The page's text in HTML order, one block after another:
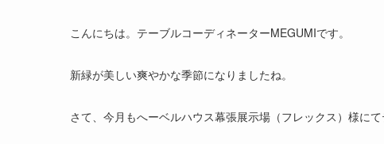
こんにちは。テーブルコーディネーターMEGUMIです。
新緑が美しい爽やかな季節になりましたね。
さて、今月もへーベルハウス幕張展示場（フレックス）様に